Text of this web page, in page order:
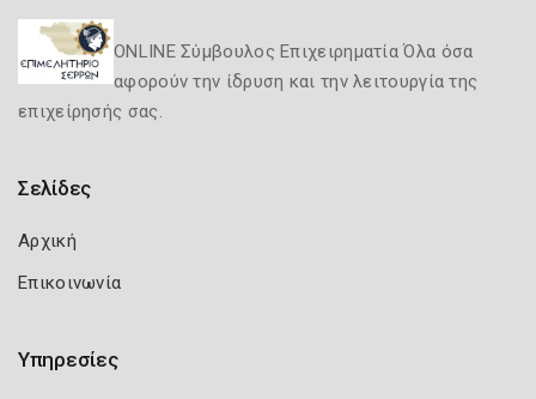
ONLINE Σύμβουλος Επιχειρηματία Όλα όσα
αφορούν την ίδρυση και την λειτουργία της
επιχείρησής σας.
Σελίδες
Αρχική
Επικοινωνία
Υπηρεσίες